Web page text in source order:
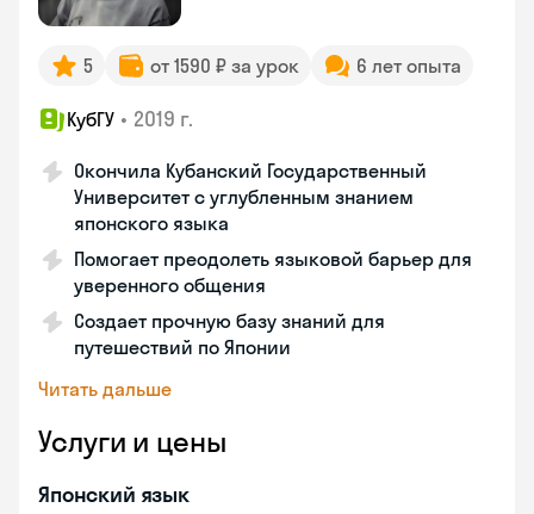
5 от 1590 ₽ за урок 6 лет опыта
КубГУ • 2019 г.
Окончила Кубанский Государственный
Университет с углубленным знанием
японского языка
Помогает преодолеть языковой барьер для
уверенного общения
Создает прочную базу знаний для
путешествий по Японии
Читать дальше
Услуги и цены
Японский язык